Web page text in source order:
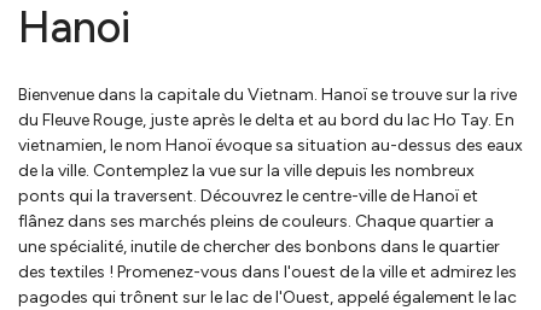
Hanoi
Bienvenue dans la capitale du Vietnam. Hanoï se trouve sur la rive
du Fleuve Rouge, juste après le delta et au bord du lac Ho Tay. En
vietnamien, le nom Hanoï évoque sa situation au-dessus des eaux
de la ville. Contemplez la vue sur la ville depuis les nombreux
ponts qui la traversent. Découvrez le centre-ville de Hanoï et
flânez dans ses marchés pleins de couleurs. Chaque quartier a
une spécialité, inutile de chercher des bonbons dans le quartier
des textiles ! Promenez-vous dans l'ouest de la ville et admirez les
pagodes qui trônent sur le lac de l'Ouest, appelé également le lac